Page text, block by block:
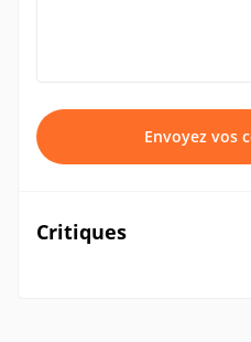
Envoyez vos
Critiques